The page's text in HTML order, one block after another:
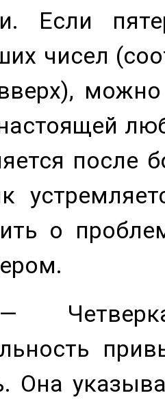
Если
чисел
после
о
Она